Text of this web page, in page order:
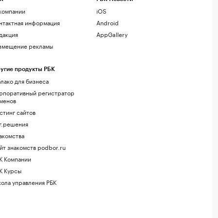
информация
рекламы
продукты РБК
для бизнеса
регистратор
сайтов
знакомств podbor.ru
Компании
Курсы
управления РБК
iOS
Android
AppGallery